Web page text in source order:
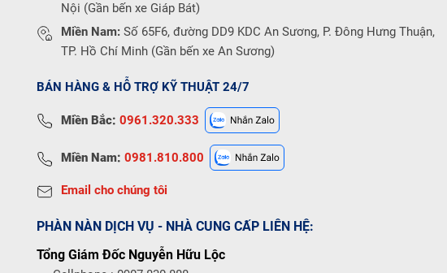
Nội (Gần bến xe Giáp Bát)
Miền Nam: Số 65F6, đường DD9 KDC An Sương, P. Đông Hưng Thuận,
TP. Hồ Chí Minh (Gần bến xe An Sương)
BÁN HÀNG & HỖ TRỢ KỸ THUẬT 24/7
Miền Bắc: 0961.320.333
Miền Nam: 0981.810.800
Email cho chúng tôi
PHÀN NÀN DỊCH VỤ - NHÀ CUNG CẤP LIÊN HỆ:
Tổng Giám Đốc Nguyễn Hữu Lộc